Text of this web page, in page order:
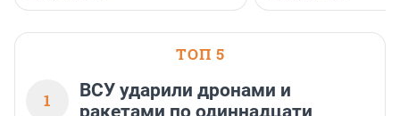
ТОП 5
1
ВСУ ударили дронами и
ракетами по одиннадцати